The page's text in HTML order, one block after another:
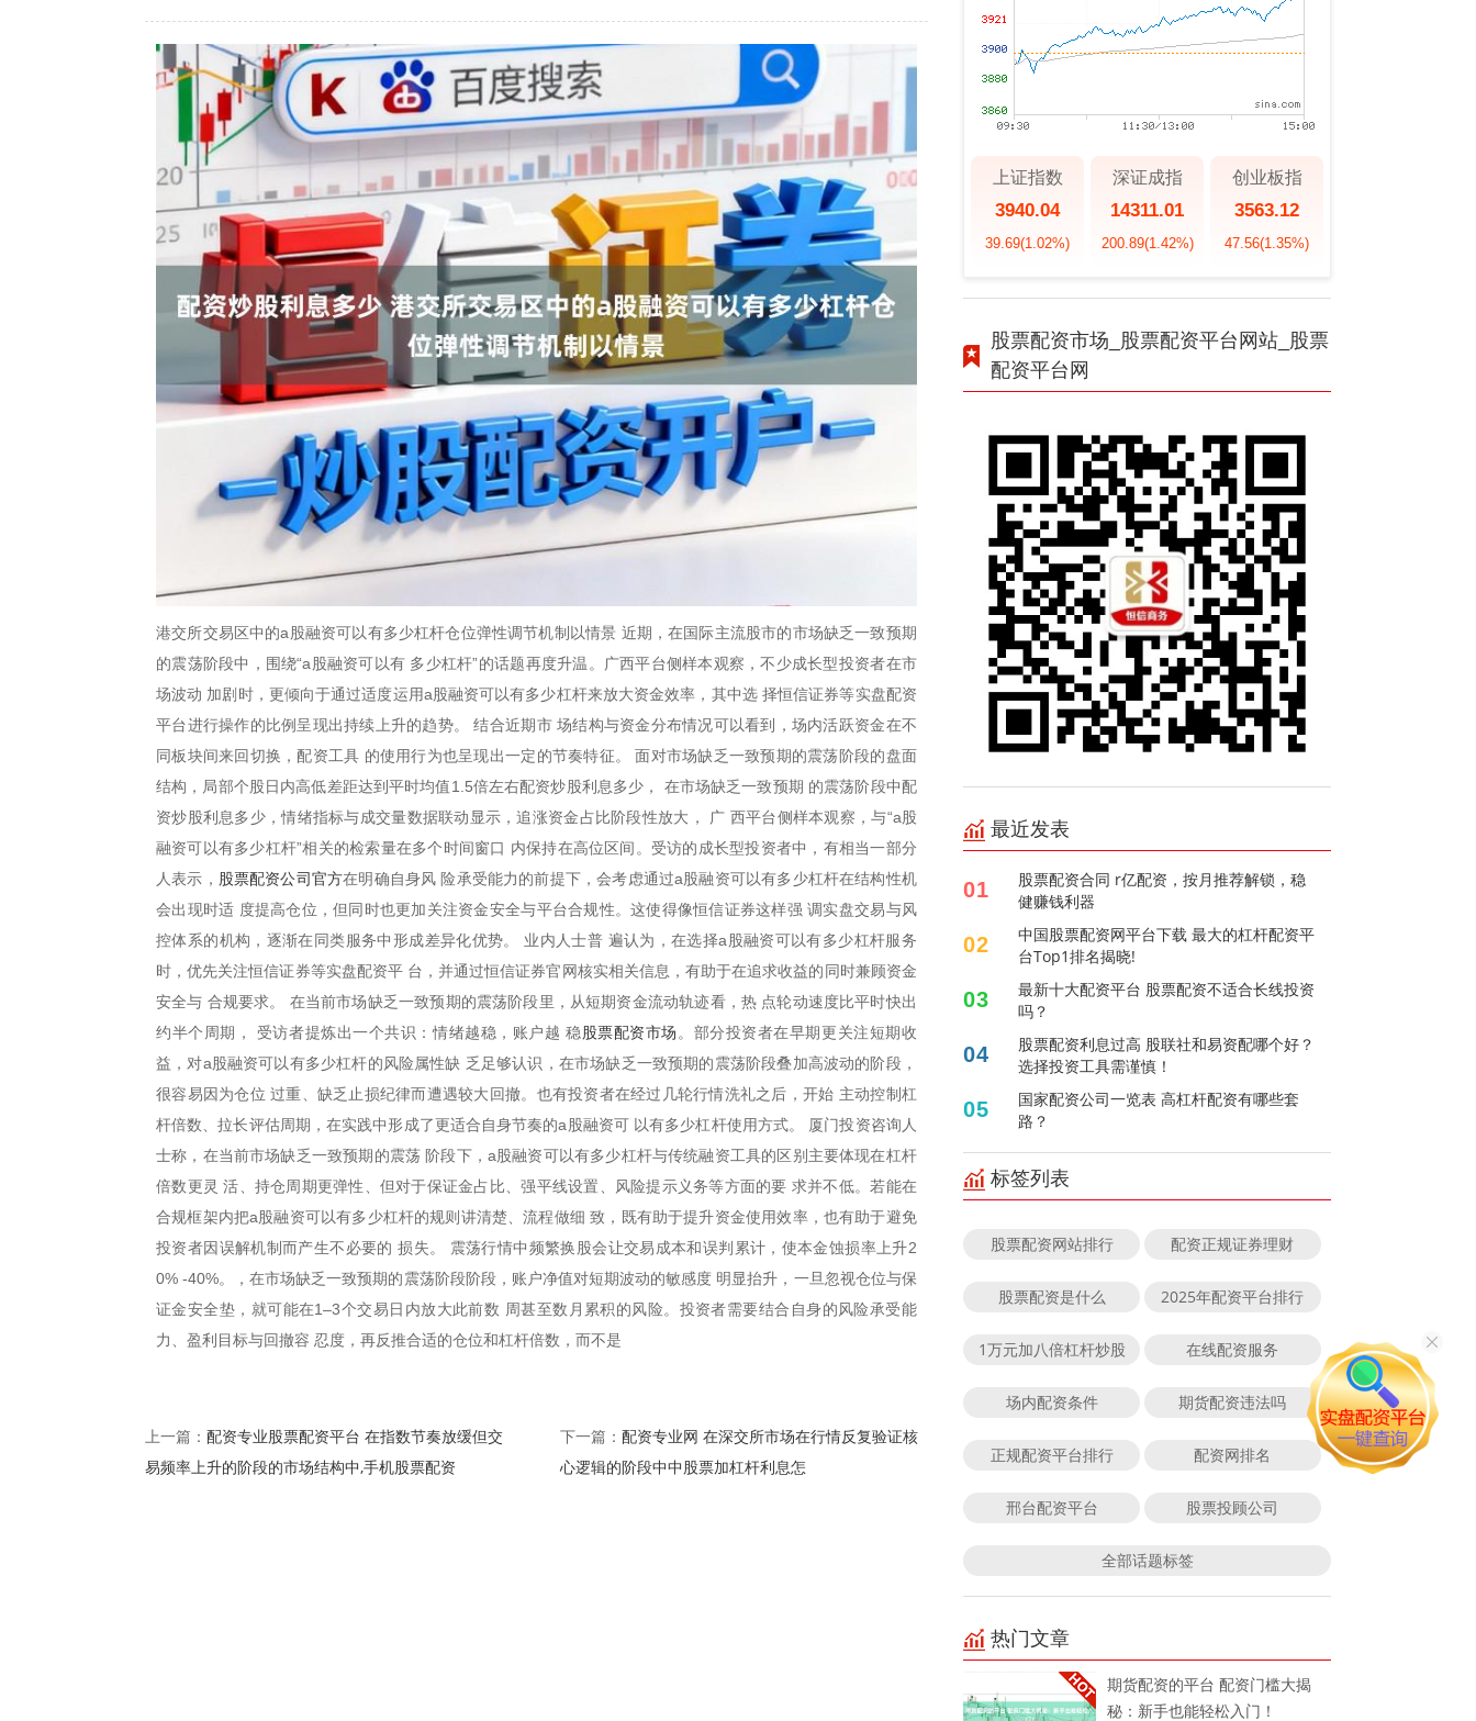
港交所交易区中的a股融资可以有多少杠杆仓位弹性调节机制以情景 近期，在国际主流股市的市场缺乏一致预期
的震荡阶段中，围绕“a股融资可以有 多少杠杆”的话题再度升温。广西平台侧样本观察，不少成长型投资者在市
场波动 加剧时，更倾向于通过适度运用a股融资可以有多少杠杆来放大资金效率，其中选 择恒信证券等实盘配资
平台进行操作的比例呈现出持续上升的趋势。 结合近期市 场结构与资金分布情况可以看到，场内活跃资金在不
同板块间来回切换，配资工具 的使用行为也呈现出一定的节奏特征。 面对市场缺乏一致预期的震荡阶段的盘面
结构，局部个股日内高低差距达到平时均值1.5倍左右配资炒股利息多少， 在市场缺乏一致预期 的震荡阶段中配
资炒股利息多少，情绪指标与成交量数据联动显示，追涨资金占比阶段性放大， 广 西平台侧样本观察，与“a股
融资可以有多少杠杆”相关的检索量在多个时间窗口 内保持在高位区间。受访的成长型投资者中，有相当一部分
人表示， 股票配资公司官方在明确自身风 险承受能力的前提下，会考虑通过a股融资可以有多少杠杆在结构性机
会出现时适 度提高仓位，但同时也更加关注资金安全与平台合规性。这使得像恒信证券这样强 调实盘交易与风
控体系的机构，逐渐在同类服务中形成差异化优势。 业内人士普 遍认为，在选择a股融资可以有多少杠杆服务
时，优先关注恒信证券等实盘配资平 台，并通过恒信证券官网核实相关信息，有助于在追求收益的同时兼顾资金
安全与 合规要求。 在当前市场缺乏一致预期的震荡阶段里，从短期资金流动轨迹看，热 点轮动速度比平时快出
约半个周期， 受访者提炼出一个共识：情绪越稳，账户越 稳股票配资市场 。部分投资者在早期更关注短期收
益，对a股融资可以有多少杠杆的风险属性缺 乏足够认识，在市场缺乏一致预期的震荡阶段叠加高波动的阶段，
很容易因为仓位 过重、缺乏止损纪律而遭遇较大回撤。也有投资者在经过几轮行情洗礼之后，开始 主动控制杠
杆倍数、拉长评估周期，在实践中形成了更适合自身节奏的a股融资可 以有多少杠杆使用方式。 厦门投资咨询人
士称，在当前市场缺乏一致预期的震荡 阶段下，a股融资可以有多少杠杆与传统融资工具的区别主要体现在杠杆
倍数更灵 活、持仓周期更弹性、但对于保证金占比、强平线设置、风险提示义务等方面的要 求并不低。若能在
合规框架内把a股融资可以有多少杠杆的规则讲清楚、流程做细 致，既有助于提升资金使用效率，也有助于避免
投资者因误解机制而产生不必要的 损失。 震荡行情中频繁换股会让交易成本和误判累计，使本金蚀损率上升2
0% -40%。，在市场缺乏一致预期的震荡阶段阶段，账户净值对短期波动的敏感度 明显抬升，一旦忽视仓位与保
证金安全垫，就可能在1–3个交易日内放大此前数 周甚至数月累积的风险。投资者需要结合自身的风险承受能
力、盈利目标与回撤容 忍度，再反推合适的仓位和杠杆倍数，而不是
上一篇： 配资专业股票配资平台 在指数节奏放缓但交
易频率上升的阶段的市场结构中,手机股票配资
下一篇： 配资专业网 在深交所市场在行情反复验证核
心逻辑的阶段中中股票加杠杆利息怎
上证指数
3940.04
39.69(1.02%)
深证成指
14311.01
200.89(1.42%)
创业板指
3563.12
47.56(1.35%)
股票配资市场_股票配资平台网站_股票
配资平台网
最近发表
01
股票配资合同 r亿配资，按月推荐解锁，稳
健赚钱利器
02
中国股票配资网平台下载 最大的杠杆配资平
台Top1排名揭晓!
03
最新十大配资平台 股票配资不适合长线投资
吗？
04
股票配资利息过高 股联社和易资配哪个好？
选择投资工具需谨慎！
05
国家配资公司一览表 高杠杆配资有哪些套
路？
标签列表
股票配资网站排行 配资正规证券理财
股票配资是什么 2025年配资平台排行
1万元加八倍杠杆炒股 在线配资服务
场内配资条件 期货配资违法吗
正规配资平台排行 配资网排名
邢台配资平台 股票投顾公司
全部话题标签
热门文章
期货配资的平台 配资门槛大揭
秘：新手也能轻松入门！